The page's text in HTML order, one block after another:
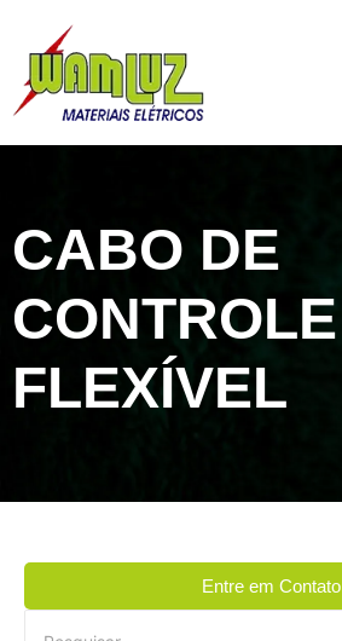
CABO DE
CONTROLE
FLEXÍVEL
Entre em Contato